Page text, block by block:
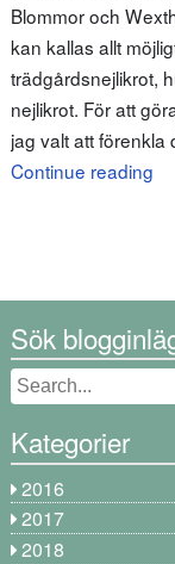
Blommor och
kan kallas allt
trädgårdsnejlikrot,
nejlikrot. För att
jag valt att förenkla
Continue reading
Sök
Kategorier
2016
2017
2018